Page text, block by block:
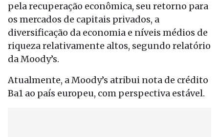
pela recuperação econômica, seu retorno para
os mercados de capitais privados, a
diversificação da economia e níveis médios de
riqueza relativamente altos, segundo relatório
da Moody’s.
Atualmente, a Moody’s atribui nota de crédito
Ba1 ao país europeu, com perspectiva estável.